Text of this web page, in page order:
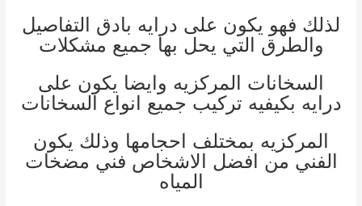
لذلك فهو يكون على درايه بادق التفاصيل
والطرق التي يحل بها جميع مشكلات
السخانات المركزيه وايضا يكون على
درايه بكيفيه تركيب جميع انواع السخانات
المركزيه بمختلف احجامها وذلك يكون
الفني من افضل الاشخاص فني مضخات
المياه